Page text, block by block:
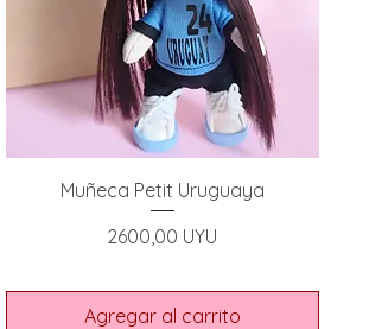
Muñeca Petit Uruguaya
Precio
2600,00 UYU
Agregar al carrito